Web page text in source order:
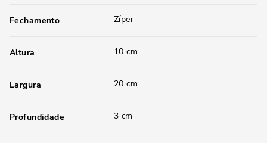
Fechamento Zíper
Altura 10 cm
Largura 20 cm
Profundidade 3 cm